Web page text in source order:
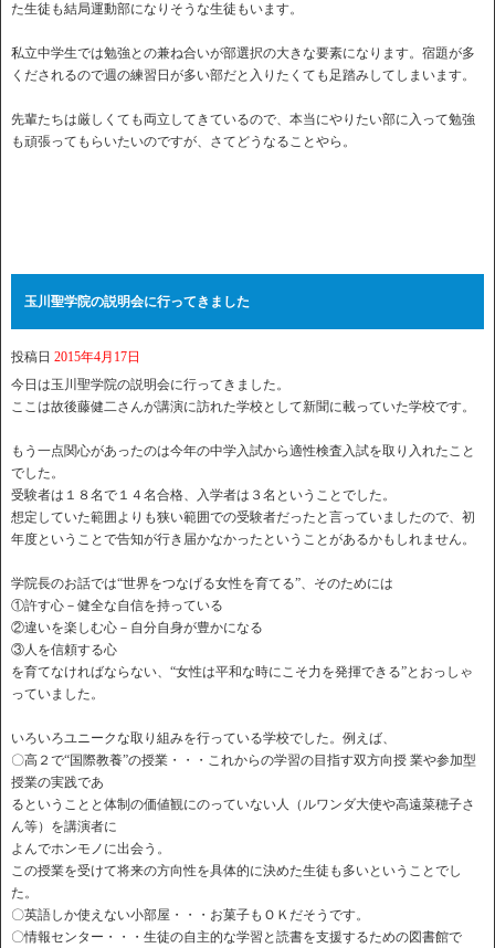
た生徒も結局運動部になりそうな生徒もいます。
私立中学生では勉強との兼ね合いが部選択の大きな要素になります。宿題が多
くだされるので週の練習日が多い部だと入りたくても足踏みしてしまいます。
先輩たちは厳しくても両立してきているので、本当にやりたい部に入って勉強
も頑張ってもらいたいのですが、さてどうなることやら。
玉川聖学院の説明会に行ってきました
投稿日 2015年4月17日
今日は玉川聖学院の説明会に行ってきました。
ここは故後藤健二さんが講演に訪れた学校として新聞に載っていた学校です。
もう一点関心があったのは今年の中学入試から適性検査入試を取り入れたこと
でした。
受験者は１８名で１４名合格、入学者は３名ということでした。
想定していた範囲よりも狭い範囲での受験者だったと言っていましたので、初
年度ということで告知が行き届かなかったということがあるかもしれません。
学院長のお話では“世界をつなげる女性を育てる”、そのためには
①許す心－健全な自信を持っている
②違いを楽しむ心－自分自身が豊かになる
③人を信頼する心
を育てなければならない、“女性は平和な時にこそ力を発揮できる”とおっしゃ
っていました。
いろいろユニークな取り組みを行っている学校でした。例えば、
〇高２で“国際教養”の授業・・・これからの学習の目指す双方向授 業や参加型
授業の実践であ
るということと体制の価値観にのっていない人（ルワンダ大使や高遠菜穂子さ
ん等）を講演者に
よんでホンモノに出会う。
この授業を受けて将来の方向性を具体的に決めた生徒も多いということでし
た。
〇英語しか使えない小部屋・・・お菓子もＯＫだそうです。
〇情報センター・・・生徒の自主的な学習と読書を支援するための図書館で